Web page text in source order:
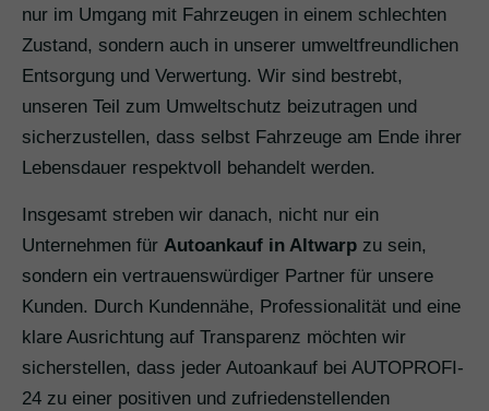
nur im Umgang mit Fahrzeugen in einem schlechten
Zustand, sondern auch in unserer umweltfreundlichen
Entsorgung und Verwertung. Wir sind bestrebt,
unseren Teil zum Umweltschutz beizutragen und
sicherzustellen, dass selbst Fahrzeuge am Ende ihrer
Lebensdauer respektvoll behandelt werden.
Insgesamt streben wir danach, nicht nur ein
Unternehmen für Autoankauf in Altwarp zu sein,
sondern ein vertrauenswürdiger Partner für unsere
Kunden. Durch Kundennähe, Professionalität und eine
klare Ausrichtung auf Transparenz möchten wir
sicherstellen, dass jeder Autoankauf bei AUTOPROFI-
24 zu einer positiven und zufriedenstellenden